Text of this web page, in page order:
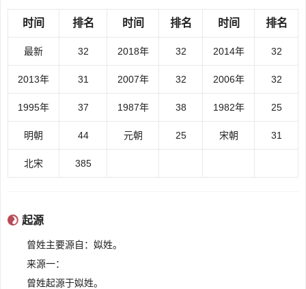
时间 排名 时间 排名 时间 排名
最新 32 2018年 32 2014年 32
2013年 31 2007年 32 2006年 32
1995年 37 1987年 38 1982年 25
明朝 44 元朝 25 宋朝 31
北宋 385
起源
曾姓主要源自：姒姓。
来源一：
曾姓起源于姒姓。